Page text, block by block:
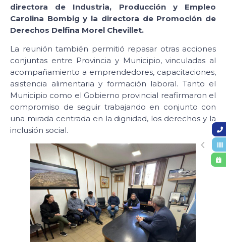
directora de Industria, Producción y Empleo
Carolina Bombig y la directora de Promoción de
Derechos Delfina Morel Chevillet.
La reunión también permitió repasar otras acciones
conjuntas entre Provincia y Municipio, vinculadas al
acompañamiento a emprendedores, capacitaciones,
asistencia alimentaria y formación laboral. Tanto el
Municipio como el Gobierno provincial reafirmaron el
compromiso de seguir trabajando en conjunto con
una mirada centrada en la dignidad, los derechos y la
inclusión social.